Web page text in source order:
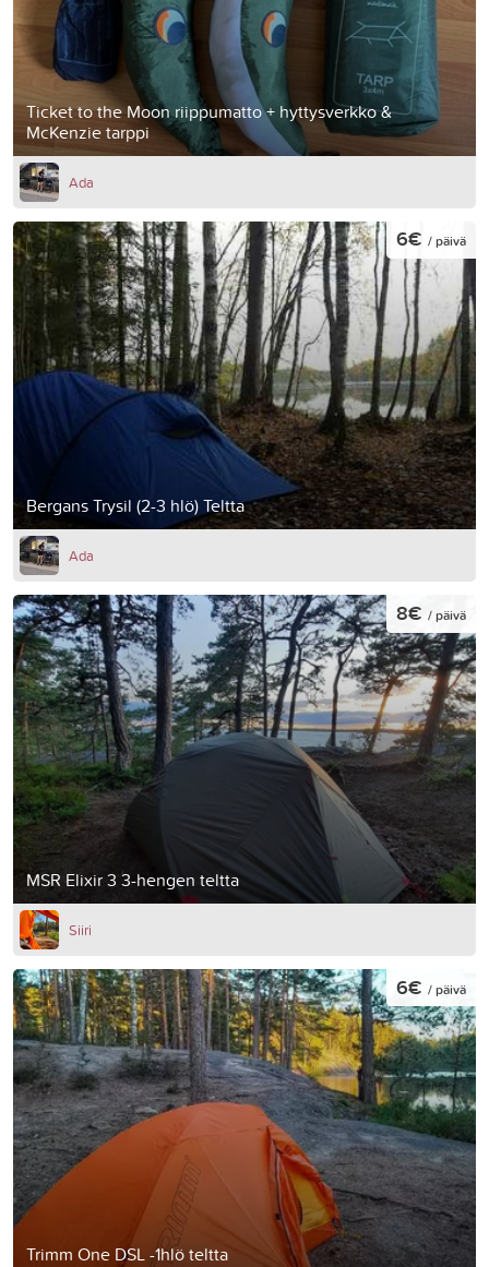
Ticket to the Moon riippumatto + hyttysverkko &
McKenzie tarppi
Ada
Bergans Trysil (2-3 hlö) Teltta
6€ / päivä
Ada
MSR Elixir 3 3-hengen teltta
8€ / päivä
Siiri
Trimm One DSL -1hlö teltta
6€ / päivä